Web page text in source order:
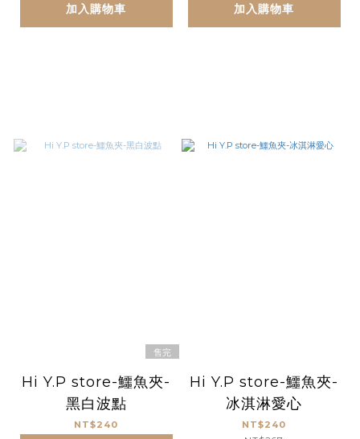
加入購物車 加入購物車
售完
Hi Y.P store-鱷魚夾-
黑白波點
NT$240
Hi Y.P store-鱷魚夾-
冰淇淋愛心
NT$240